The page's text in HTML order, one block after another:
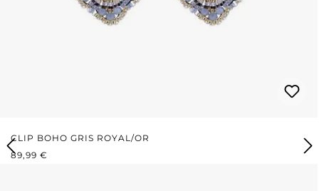
CLIP BOHO GRIS ROYAL/OR
PRIX RÉGULIER :
89,99 €